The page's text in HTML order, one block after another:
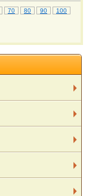
70 80 90
100